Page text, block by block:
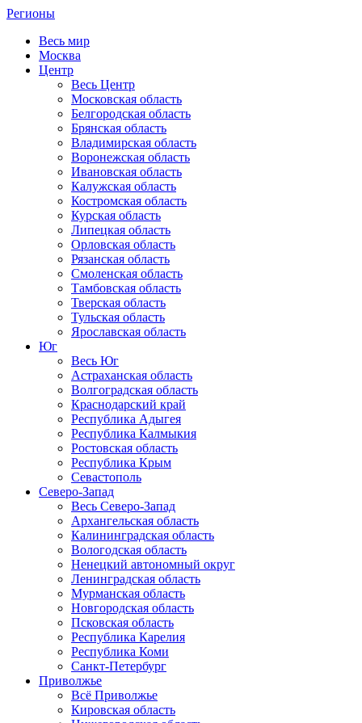
Регионы
Весь мир
Москва
Центр
Весь Центр
Московская область
Белгородская область
Брянская область
Владимирская область
Воронежская область
Ивановская область
Калужская область
Костромская область
Курская область
Липецкая область
Орловская область
Рязанская область
Смоленская область
Тамбовская область
Тверская область
Тульская область
Ярославская область
Юг
Весь Юг
Астраханская область
Волгоградская область
Краснодарский край
Республика Адыгея
Республика Калмыкия
Ростовская область
Республика Крым
Севастополь
Северо-Запад
Весь Северо-Запад
Архангельская область
Калининградская область
Вологодская область
Ненецкий автономный округ
Ленинградская область
Мурманская область
Новгородская область
Псковская область
Республика Карелия
Республика Коми
Санкт-Петербург
Приволжье
Всё Приволжье
Кировская область